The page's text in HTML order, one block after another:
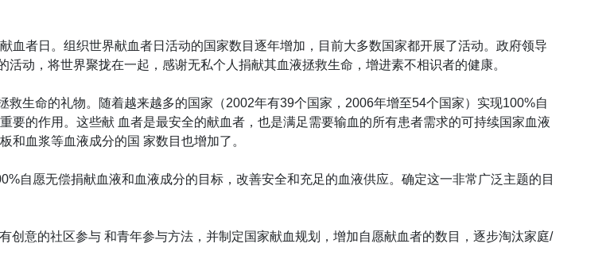
者日。组织世界献血者日活动的国家数目逐年增加，目前大多数国家都开展了活动。政府领导
动，将世界聚拢在一起，感谢无私个人捐献其血液拯救生命，增进素不相识者的健康。
生命的礼物。随着越来越多的国家（2002年有39个国家，2006年增至54个国家）实现100%自
要的作用。这些献 血者是最安全的献血者，也是满足需要输血的所有患者需求的可持续国家血液
和血浆等血液成分的国 家数目也增加了。
自愿无偿捐献血液和血液成分的目标，改善安全和充足的血液供应。确定这一非常广泛主题的目
意的社区参与 和青年参与方法，并制定国家献血规划，增加自愿献血者的数目，逐步淘汰家庭/